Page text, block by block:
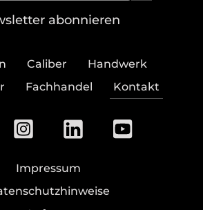
abonnieren
Caliber
Handwerk
Fachhandel Kontakt
Impressum